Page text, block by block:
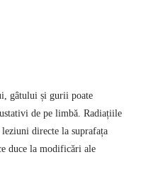
gâtului și gurii poate
de pe limbă. Radiațiile
directe la suprafața
duce la modificări ale